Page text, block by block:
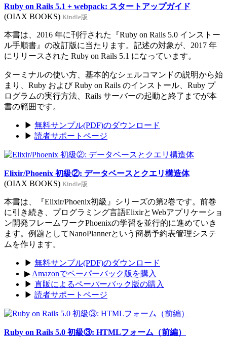
Ruby on Rails 5.1 + webpack: スタートアップガイド
(OIAX BOOKS) Kindle版
本書は、2016 年に刊行された『Ruby on Rails 5.0 インストー
ル手順書』の改訂版に当たります。記述の対象が、2017 年
にリリースされた Ruby on Rails 5.1 になっています。
ターミナルの使い方、基本的なシェルコマンドの説明から始
まり、Ruby および Ruby on Rails のインストール、Ruby プ
ログラムの実行方法、Rails サーバーの起動と終了までが本
書の範囲です。
▶ 無料サンプル(PDF)のダウンロード
▶ 読者サポートページ
Elixir/Phoenix 初級②: データベースとクエリ構造体
(OIAX BOOKS) Kindle版
本書は、『Elixir/Phoenix初級』シリーズの第2巻です。前巻
に引き続き、プログラミング言語ElixirとWebアプリケーショ
ン開発フレームワークPhoenixの学習を並行的に進めていき
ます。例題としてNanoPlannerという簡易予約表管理システ
ムを作ります。
▶ 無料サンプル(PDF)のダウンロード
▶ Amazonでペーパーバック版を購入
▶ 直販によるペーパーバック版の購入
▶ 読者サポートページ
Ruby on Rails 5.0 初級③: HTMLフォーム（前編）